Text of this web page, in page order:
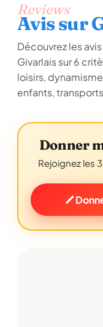
Reviews
Avis sur
Découvrez les
Givarlais sur 6
loisirs,
enfants,
Donner
Rejoignez les